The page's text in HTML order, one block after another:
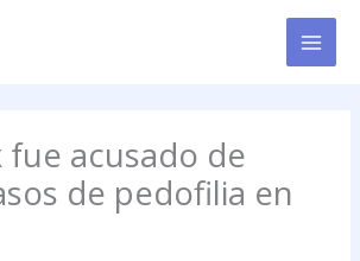
fue acusado de
de pedofilia en